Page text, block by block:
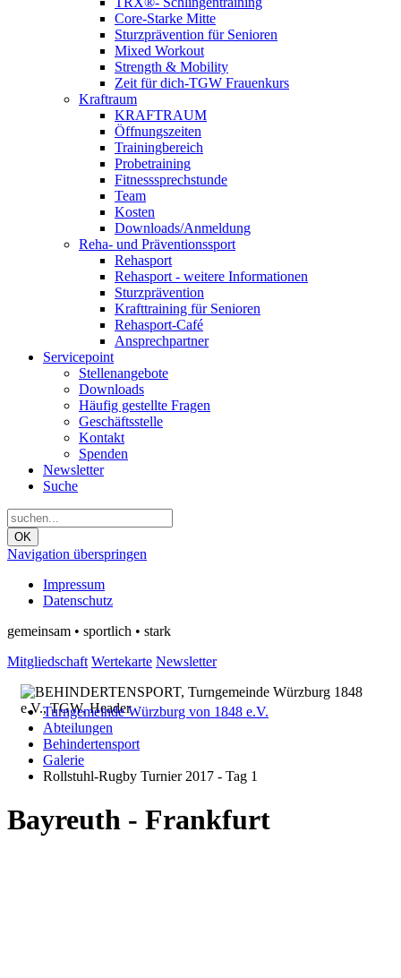
Core-Starke Mitte
Sturzprävention für Senioren
Mixed Workout
Strength & Mobility
Zeit für dich-TGW Frauenkurs
Kraftraum
KRAFTRAUM
Öffnungszeiten
Trainingbereich
Probetraining
Fitnesssprechstunde
Team
Kosten
Downloads/Anmeldung
Reha- und Präventionssport
Rehasport
Rehasport - weitere Informationen
Sturzprävention
Krafttraining für Senioren
Rehasport-Café
Ansprechpartner
Servicepoint
Stellenangebote
Downloads
Häufig gestellte Fragen
Geschäftsstelle
Kontakt
Spenden
Newsletter
Suche
OK
Navigation überspringen
Impressum
Datenschutz
gemeinsam • sportlich • stark
Mitgliedschaft Wertekarte Newsletter
Turngemeinde Würzburg von 1848 e.V.
Abteilungen
Behindertensport
Galerie
Rollstuhl-Rugby Turnier 2017 - Tag 1
Bayreuth - Frankfurt